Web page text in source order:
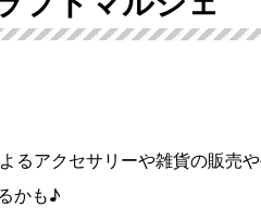
るアクセサリーや雑貨の販売
かも♪